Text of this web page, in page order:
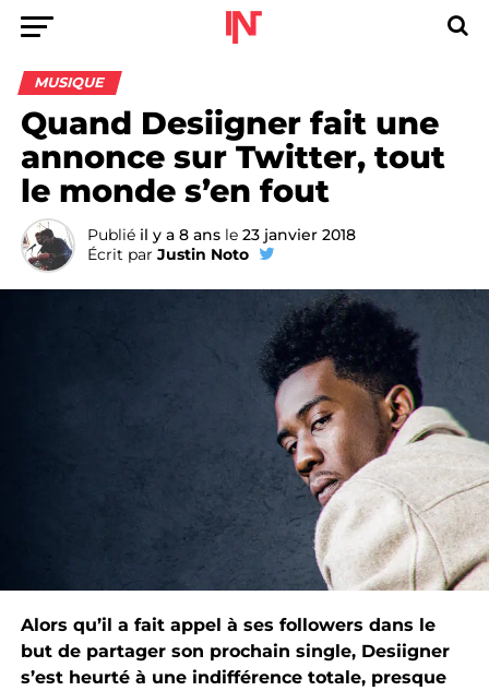
MUSIQUE
Quand Desiigner fait une
annonce sur Twitter, tout
le monde s’en fout
Publié il y a 8 ans le 23 janvier 2018
Écrit par Justin Noto
Alors qu’il a fait appel à ses followers dans le
but de partager son prochain single, Desiigner
s’est heurté à une indifférence totale, presque